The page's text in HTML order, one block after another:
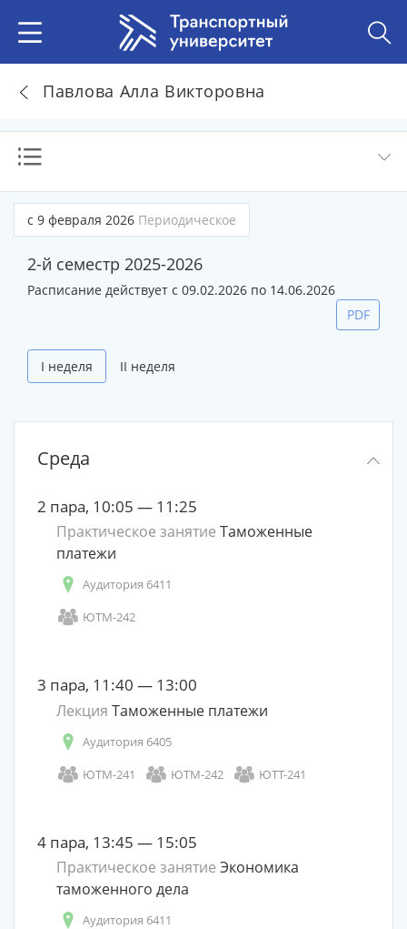
Павлова Алла Викторовна
с 9 февраля 2026 Периодическое
2-й семестр 2025-2026
Расписание действует с 09.02.2026 по 14.06.2026
I неделя II неделя
PDF
Среда
2 пара, 10:05 — 11:25
Практическое занятие Таможенные
платежи
Аудитория 6411
ЮТМ-242
3 пара, 11:40 — 13:00
Лекция Таможенные платежи
Аудитория 6405
ЮТМ-241
ЮТМ-242 ЮТТ-241
4 пара, 13:45 — 15:05
Практическое занятие Экономика
таможенного дела
Аудитория 6411